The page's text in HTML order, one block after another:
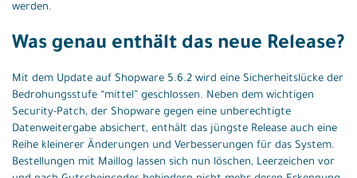
werden.
Was genau enthält das neue Release?
Mit dem Update auf Shopware 5.6.2 wird eine Sicherheitslücke der
Bedrohungsstufe “mittel” geschlossen. Neben dem wichtigen
Security-Patch, der Shopware gegen eine unberechtigte
Datenweitergabe absichert, enthält das jüngste Release auch eine
Reihe kleinerer Änderungen und Verbesserungen für das System.
Bestellungen mit Maillog lassen sich nun löschen, Leerzeichen vor